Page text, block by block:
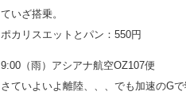
ていざ搭乗。
ポカリスエットとパン：550円
9:00（雨）アシアナ航空OZ107便
さていよいよ離陸、、、でも加速のG